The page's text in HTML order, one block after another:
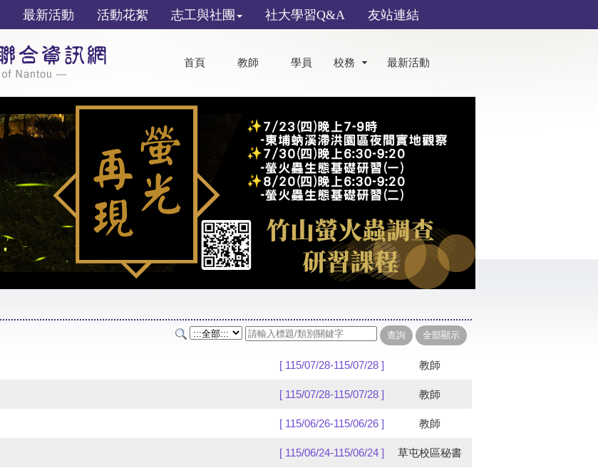
最新活動 活動花絮 志工與社團 社大學習Q&A 友站連結
首頁 教師 學員 校務 最新活動
[ 115/07/28-115/07/28 ] 教師
[ 115/07/28-115/07/28 ] 教師
[ 115/06/26-115/06/26 ] 教師
[ 115/06/24-115/06/24 ] 草屯校區秘書